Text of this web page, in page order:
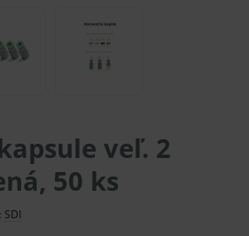
veľ. 2
50 ks
SDI